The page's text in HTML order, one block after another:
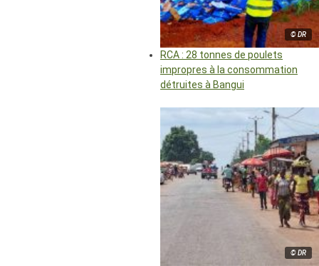
© DR
RCA : 28 tonnes de poulets
impropres à la consommation
détruites à Bangui
© DR